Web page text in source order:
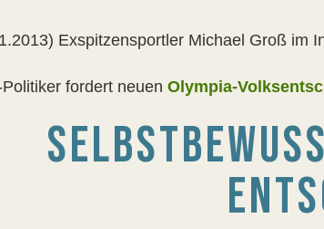
Exspitzensportler Michael Groß im
fordert neuen Olympia-